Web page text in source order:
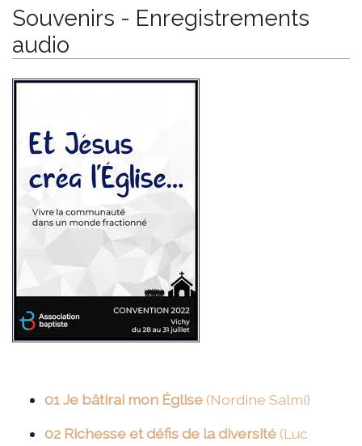
Souvenirs - Enregistrements
audio
01 Je bâtirai mon Église (Nordine Salmi)
02 Richesse et défis de la diversité (Luc